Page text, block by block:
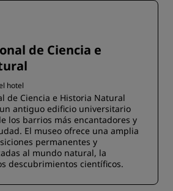
de Ciencia e
hotel
de Ciencia e Historia Natural
antiguo edificio universitario
los barrios más encantadores y
El museo ofrece una amplia
permanentes y
al mundo natural, la
descubrimientos científicos.